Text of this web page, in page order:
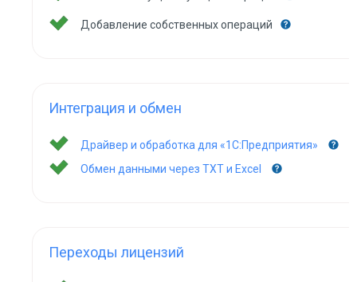
Добавление собственных операций
Интеграция и обмен
Драйвер и обработка для «1С:Предприятия»
Обмен данными через TXT и Excel
Переходы лицензий